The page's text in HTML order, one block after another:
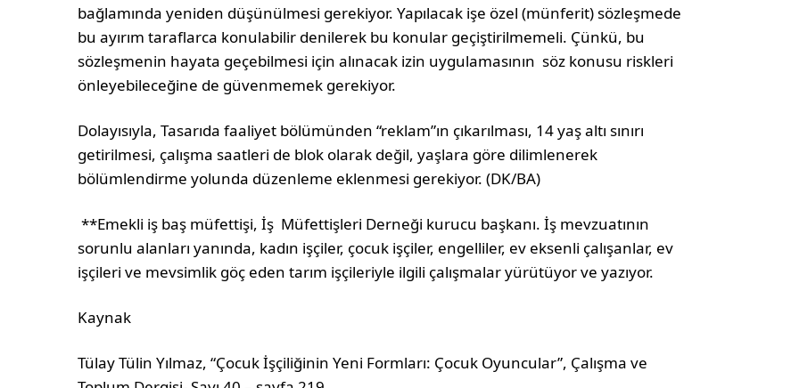
bağlamında yeniden düşünülmesi gerekiyor. Yapılacak işe özel (münferit) sözleşmede
bu ayırım taraflarca konulabilir denilerek bu konular geçiştirilmemeli. Çünkü, bu
sözleşmenin hayata geçebilmesi için alınacak izin uygulamasının söz konusu riskleri
önleyebileceğine de güvenmemek gerekiyor.
Dolayısıyla, Tasarıda faaliyet bölümünden “reklam”ın çıkarılması, 14 yaş altı sınırı
getirilmesi, çalışma saatleri de blok olarak değil, yaşlara göre dilimlenerek
bölümlendirme yolunda düzenleme eklenmesi gerekiyor. (DK/BA)
**Emekli iş baş müfettişi, İş Müfettişleri Derneği kurucu başkanı. İş mevzuatının
sorunlu alanları yanında, kadın işçiler, çocuk işçiler, engelliler, ev eksenli çalışanlar, ev
işçileri ve mevsimlik göç eden tarım işçileriyle ilgili çalışmalar yürütüyor ve yazıyor.
Kaynak
Tülay Tülin Yılmaz, “Çocuk İşçiliğinin Yeni Formları: Çocuk Oyuncular”, Çalışma ve